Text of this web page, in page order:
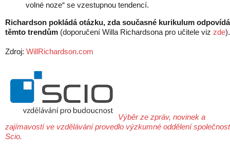
volné noze“ se vzestupnou tendencí.
Richardson pokládá otázku, zda současné kurikulum odpovídá
těmto trendům (doporučení Willa Richardsona pro učitele viz zde).
Zdroj: WillRichardson.com
Výběr ze zpráv, novinek a
zajímavostí ve vzdělávání provedlo výzkumné oddělení
Scio.